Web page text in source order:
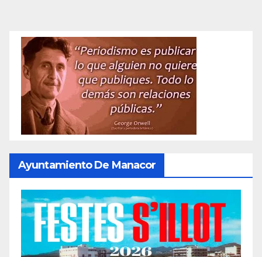
Ayuntamiento De Manacor